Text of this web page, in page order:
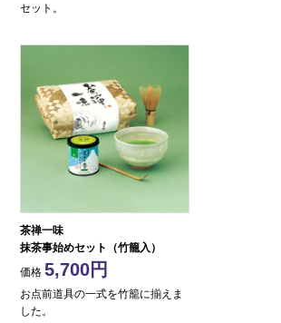
セット。
茶禅一味
抹茶事始めセット（竹籠入）
価格 5,700
お点前道具の一式を竹籠に揃えま
した。